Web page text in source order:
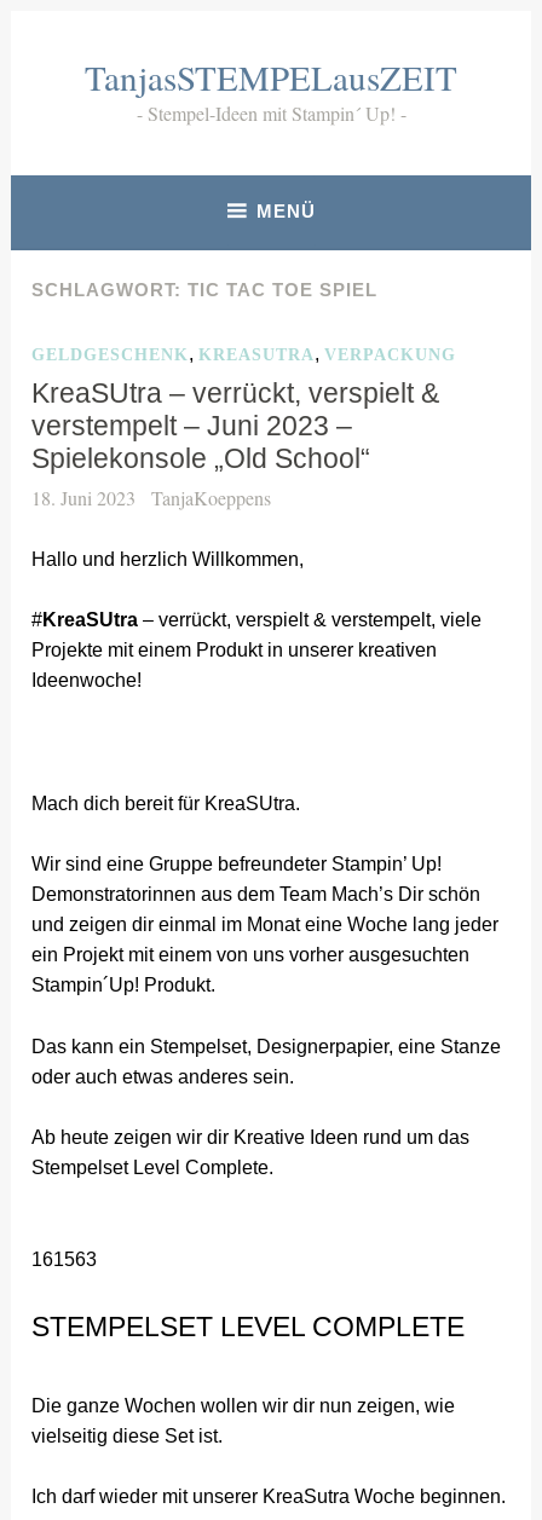
TanjasSTEMPELausZEIT
Stempel-Ideen mit Stampin´ Up!
MENÜ
SCHLAGWORT:TIC TAC TOE SPIEL
GELDGESCHENK,KREASUTRA,VERPACKUNG
KreaSUtra – verrückt, verspielt &
verstempelt – Juni 2023 –
Spielekonsole „Old School“
18. Juni 2023 TanjaKoeppens
Hallo und herzlich Willkommen,
#KreaSUtra – verrückt, verspielt & verstempelt, viele
Projekte mit einem Produkt in unserer kreativen
Ideenwoche!
Mach dich bereit für KreaSUtra.
Wir sind eine Gruppe befreundeter Stampin’ Up!
Demonstratorinnen aus dem Team Mach’s Dir schön
und zeigen dir einmal im Monat eine Woche lang jeder
ein Projekt mit einem von uns vorher ausgesuchten
Stampin´Up! Produkt.
Das kann ein Stempelset, Designerpapier, eine Stanze
oder auch etwas anderes sein.
Ab heute zeigen wir dir Kreative Ideen rund um das
Stempelset Level Complete.
161563
STEMPELSET LEVEL COMPLETE
Die ganze Wochen wollen wir dir nun zeigen, wie
vielseitig diese Set ist.
Ich darf wieder mit unserer KreaSutra Woche beginnen.